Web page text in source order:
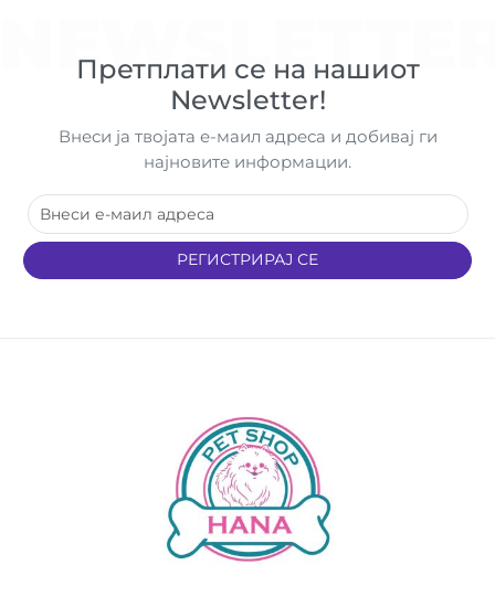
Претплати се на нашиот
Newsletter!
Внеси ја твојата е-маил адреса и добивај ги
најновите информации.
РЕГИСТРИРАЈ СЕ